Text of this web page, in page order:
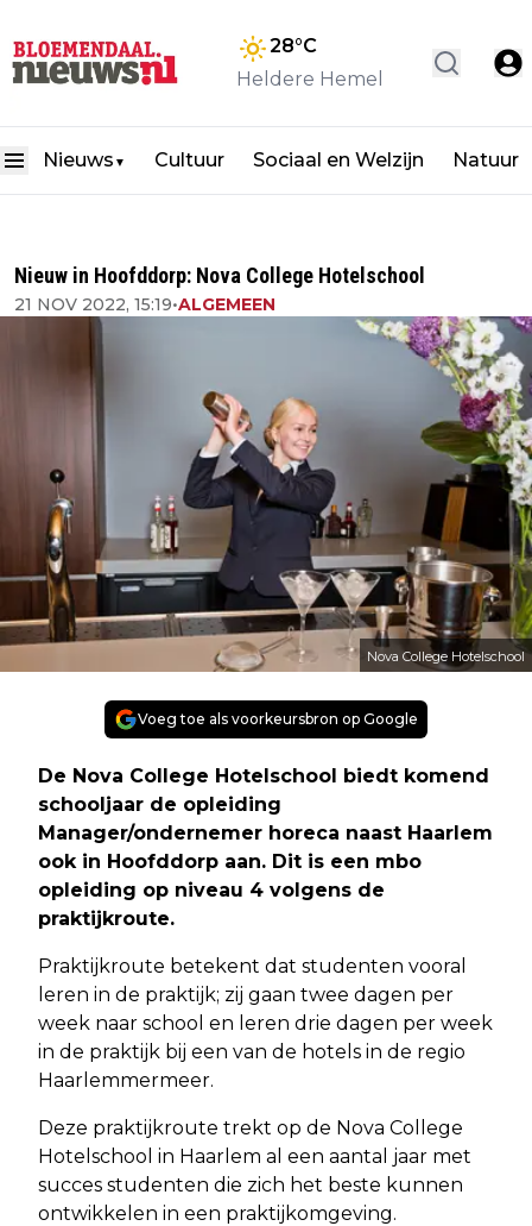
28°C
Heldere Hemel
Nieuws ▼ Cultuur Sociaal en Welzijn Natuur
Nieuw in Hoofddorp: Nova College Hotelschool
21 NOV 2022, 15:19•ALGEMEEN
Nova College Hotelschool
Voeg toe als voorkeursbron op Google
De Nova College Hotelschool biedt komend
schooljaar de opleiding
Manager/ondernemer horeca naast Haarlem
ook in Hoofddorp aan. Dit is een mbo
opleiding op niveau 4 volgens de
praktijkroute.
Praktijkroute betekent dat studenten vooral
leren in de praktijk; zij gaan twee dagen per
week naar school en leren drie dagen per week
in de praktijk bij een van de hotels in de regio
Haarlemmermeer.
Deze praktijkroute trekt op de Nova College
Hotelschool in Haarlem al een aantal jaar met
succes studenten die zich het beste kunnen
ontwikkelen in een praktijkomgeving.